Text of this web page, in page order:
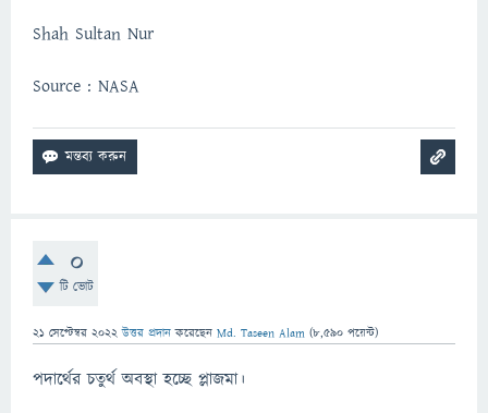
Shah Sultan Nur
Source : NASA
0
টি ভোট
21 সেপ্টেম্বর 2022 উত্তর প্রদান করেছেন Md. Taseen Alam (8,590 পয়েন্ট)
পদার্থের চতুর্থ অবস্থা হচ্ছে প্লাজমা।